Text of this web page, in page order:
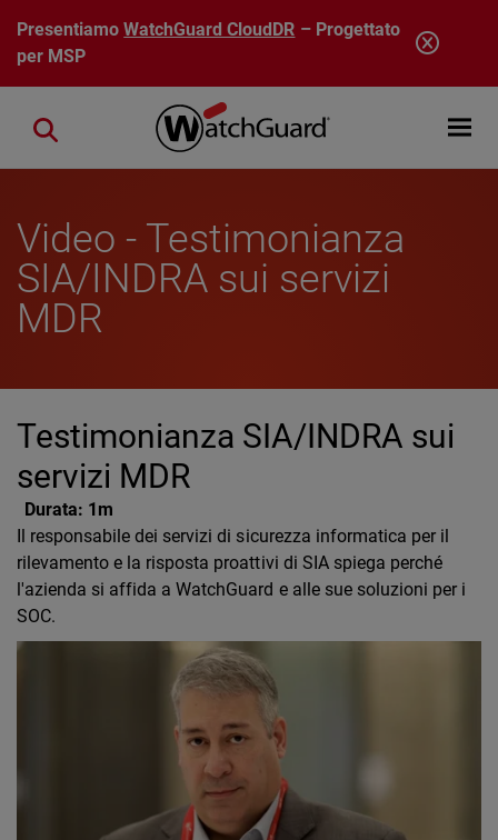
Salta al contenuto principale
PresentiamoWatchGuard CloudDR – Progettato
per MSP
Open
Close search
Video - Testimonianza
SIA/INDRA sui servizi
MDR
Testimonianza SIA/INDRA sui
servizi MDR
Durata: 1m
Il responsabile dei servizi di sicurezza informatica per il
rilevamento e la risposta proattivi di SIA spiega perché
l'azienda si affida a WatchGuard e alle sue soluzioni per i
SOC.